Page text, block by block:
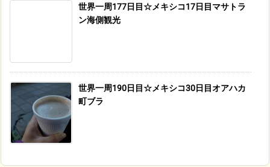
世界一周177日目☆メキシコ17日目マサトラ
ン海側観光
世界一周190日目☆メキシコ30日目オアハカ
町ブラ